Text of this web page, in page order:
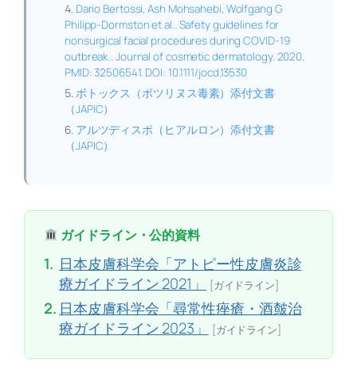
Dario Bertossi, Ash Mohsahebi, Wolfgang G
Philipp-Dormston et al.. Safety guidelines for
nonsurgical facial procedures during COVID-19
outbreak.. Journal of cosmetic dermatology. 2020.
PMID: 32506541. DOI: 10.1111/jocd.13530
ボトックス（ボツリヌス毒素）添付文書
（JAPIC）
アルツディスポ（ヒアルロン）添付文書
（JAPIC）
ガイドライン・公的資料
1. 日本皮膚科学会「アトピー性皮膚炎診
療ガイドライン 2021」
[ガイドライン]
2. 日本皮膚科学会「尋常性痤瘡・酒皶治
療ガイドライン 2023」
[ガイドライン]